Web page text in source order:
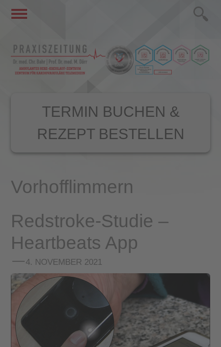
TERMIN BUCHEN &
REZEPT BESTELLEN
Vorhofflimmern
Redstroke-Studie –
Heartbeats App
4. NOVEMBER 2021